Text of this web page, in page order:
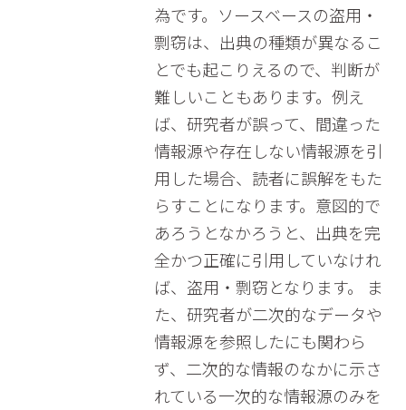
為です。ソースベースの盗用・
剽窃は、出典の種類が異なるこ
とでも起こりえるので、判断が
難しいこともあります。例え
ば、研究者が誤って、間違った
情報源や存在しない情報源を引
用した場合、読者に誤解をもた
らすことになります。意図的で
あろうとなかろうと、出典を完
全かつ正確に引用していなけれ
ば、盗用・剽窃となります。 ま
た、研究者が二次的なデータや
情報源を参照したにも関わら
ず、二次的な情報のなかに示さ
れている一次的な情報源のみを